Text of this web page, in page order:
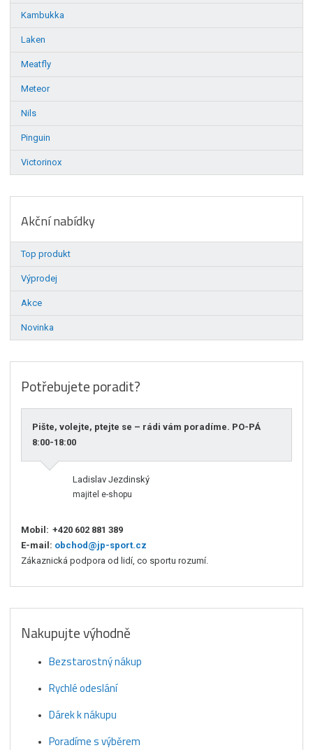
Kambukka
Laken
Meatfly
Meteor
Nils
Pinguin
Victorinox
Akční nabídky
Top produkt
Výprodej
Akce
Novinka
Potřebujete poradit?
Pište, volejte, ptejte se – rádi vám poradíme. PO-PÁ
8:00-18:00
Ladislav Jezdinský
majitel e-shopu
Mobil: +420 602 881 389
E-mail: obchod@jp-sport.cz
Zákaznická podpora od lidí, co sportu rozumí.
Nakupujte výhodně
Bezstarostný nákup
Rychlé odeslání
Dárek k nákupu
Poradíme s výběrem